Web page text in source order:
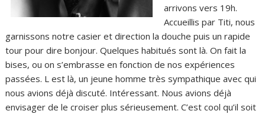
arrivons vers 19h.
Accueillis par Titi, nous
garnissons notre casier et direction la douche puis un rapide
tour pour dire bonjour. Quelques habitués sont là. On fait la
bises, ou on s’embrasse en fonction de nos expériences
passées. L est là, un jeune homme très sympathique avec qui
nous avions déjà discuté. Intéressant. Nous avions déjà
envisager de le croiser plus sérieusement. C’est cool qu’il soit